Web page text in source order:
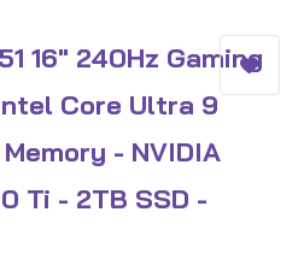
16" 240Hz Gaming
Core Ultra 9
- NVIDIA
Ti - 2TB SSD -